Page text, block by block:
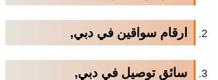
ارقام سواقين في دبي,
سائق توصيل في دبي,